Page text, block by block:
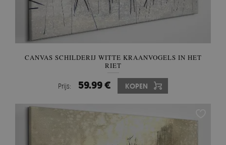
CANVAS SCHILDERIJ WITTE KRAANVOGELS IN HET
RIET
Prijs: 59.99 € KOPEN